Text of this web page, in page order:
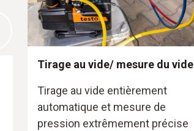
Tirage au vide/ mesure du vide
Tirage au vide entièrement
automatique et mesure de
pression extrêmement précise